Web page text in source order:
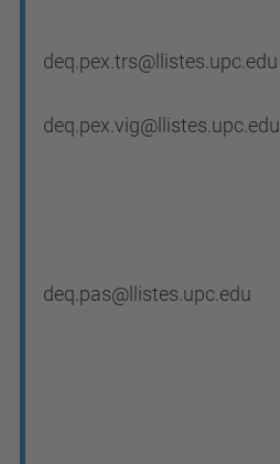
deq.pex.trs@llistes.upc.edu
deq.pex.vig@llistes.upc.edu
deq.pas@llistes.upc.edu